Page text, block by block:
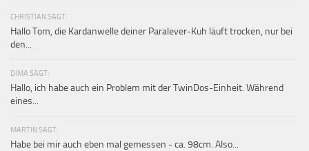
CHRISTIAN SAGT:
Hallo Tom, die Kardanwelle deiner Paralever-Kuh läuft trocken, nur bei
den...
DIMA SAGT:
Hallo, ich habe auch ein Problem mit der TwinDos-Einheit. Während
eines...
MARTIN SAGT:
Habe bei mir auch eben mal gemessen - ca. 98cm. Also...